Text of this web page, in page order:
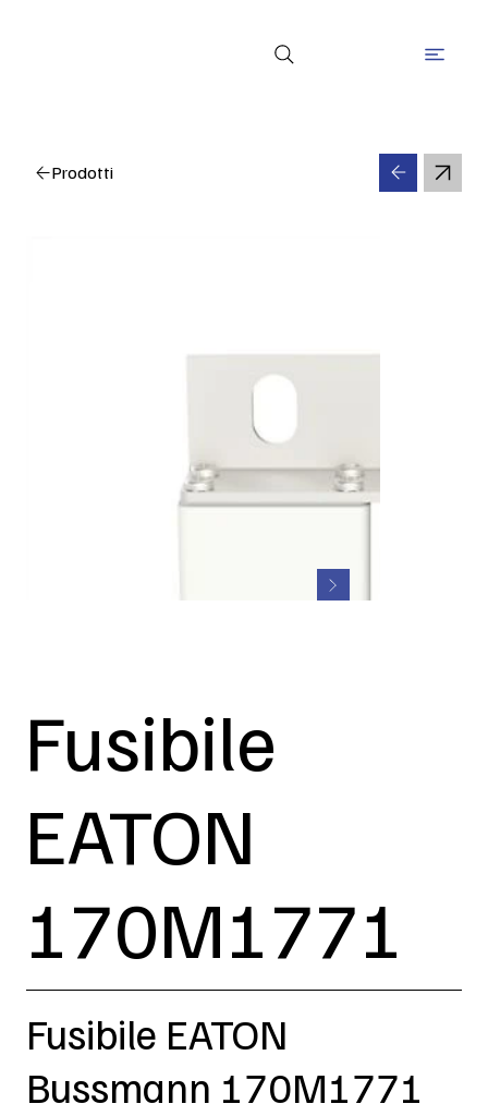
Prodotti
Fusibile
EATON
170M1771
Fusibile EATON
Bussmann 170M1771